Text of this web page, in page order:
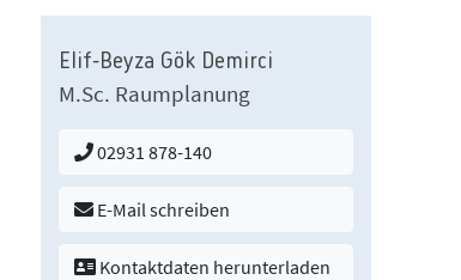
Elif-Beyza Gök Demirci
M.Sc. Raumplanung
02931 878-140
E-Mail schreiben
Kontaktdaten herunterladen